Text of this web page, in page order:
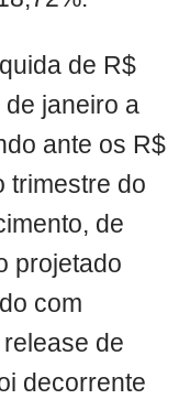
de R$
janeiro a
ante os R$
trimestre do
de
projetado
com
de
decorrente